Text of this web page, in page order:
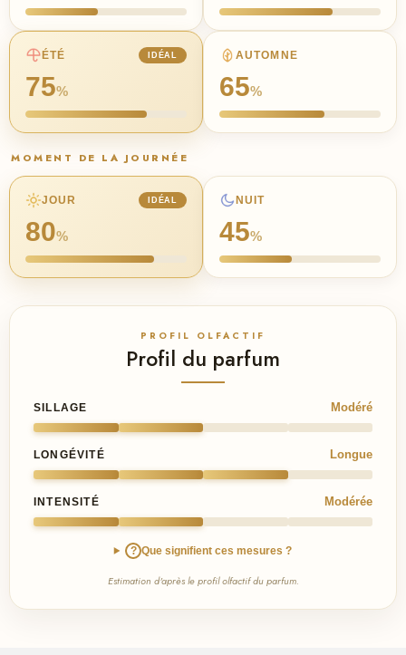
ÉTÉ IDÉAL
75%
AUTOMNE
65%
MOMENT DE LA JOURNÉE
JOUR IDÉAL
80%
NUIT
45%
PROFIL OLFACTIF
Profil du parfum
SILLAGE Modéré
LONGÉVITÉ Longue
INTENSITÉ Modérée
? Que signifient ces mesures ?
Estimation d'après le profil olfactif du parfum.